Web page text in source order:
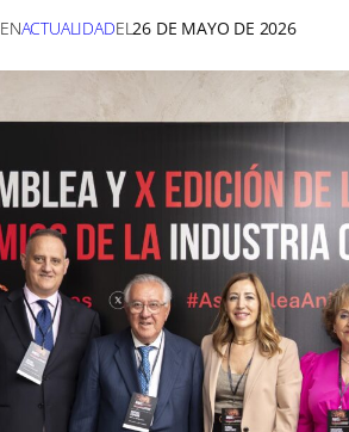
ENACTUALIDADEL26 DE MAYO DE 2026